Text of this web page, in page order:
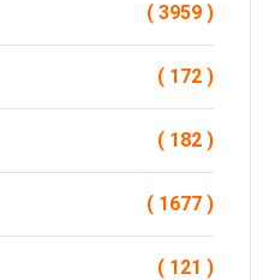
( 3959 )
( 172 )
( 182 )
( 1677 )
( 121 )